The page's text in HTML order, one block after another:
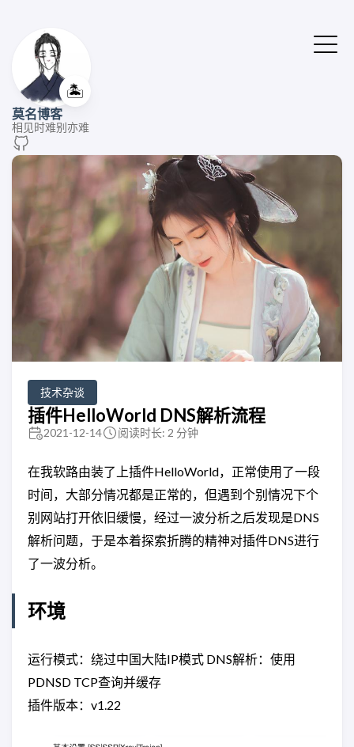
🏝️
莫名博客
相见时难别亦难
技术杂谈
插件HelloWorld DNS解析流程
2021-12-14 阅读时长: 2 分钟
在我软路由装了上插件HelloWorld，正常使用了一段
时间，大部分情况都是正常的，但遇到个别情况下个
别网站打开依旧缓慢，经过一波分析之后发现是DNS
解析问题，于是本着探索折腾的精神对插件DNS进行
了一波分析。
环境
运行模式：绕过中国大陆IP模式 DNS解析：使用
PDNSD TCP查询并缓存
插件版本：v1.22